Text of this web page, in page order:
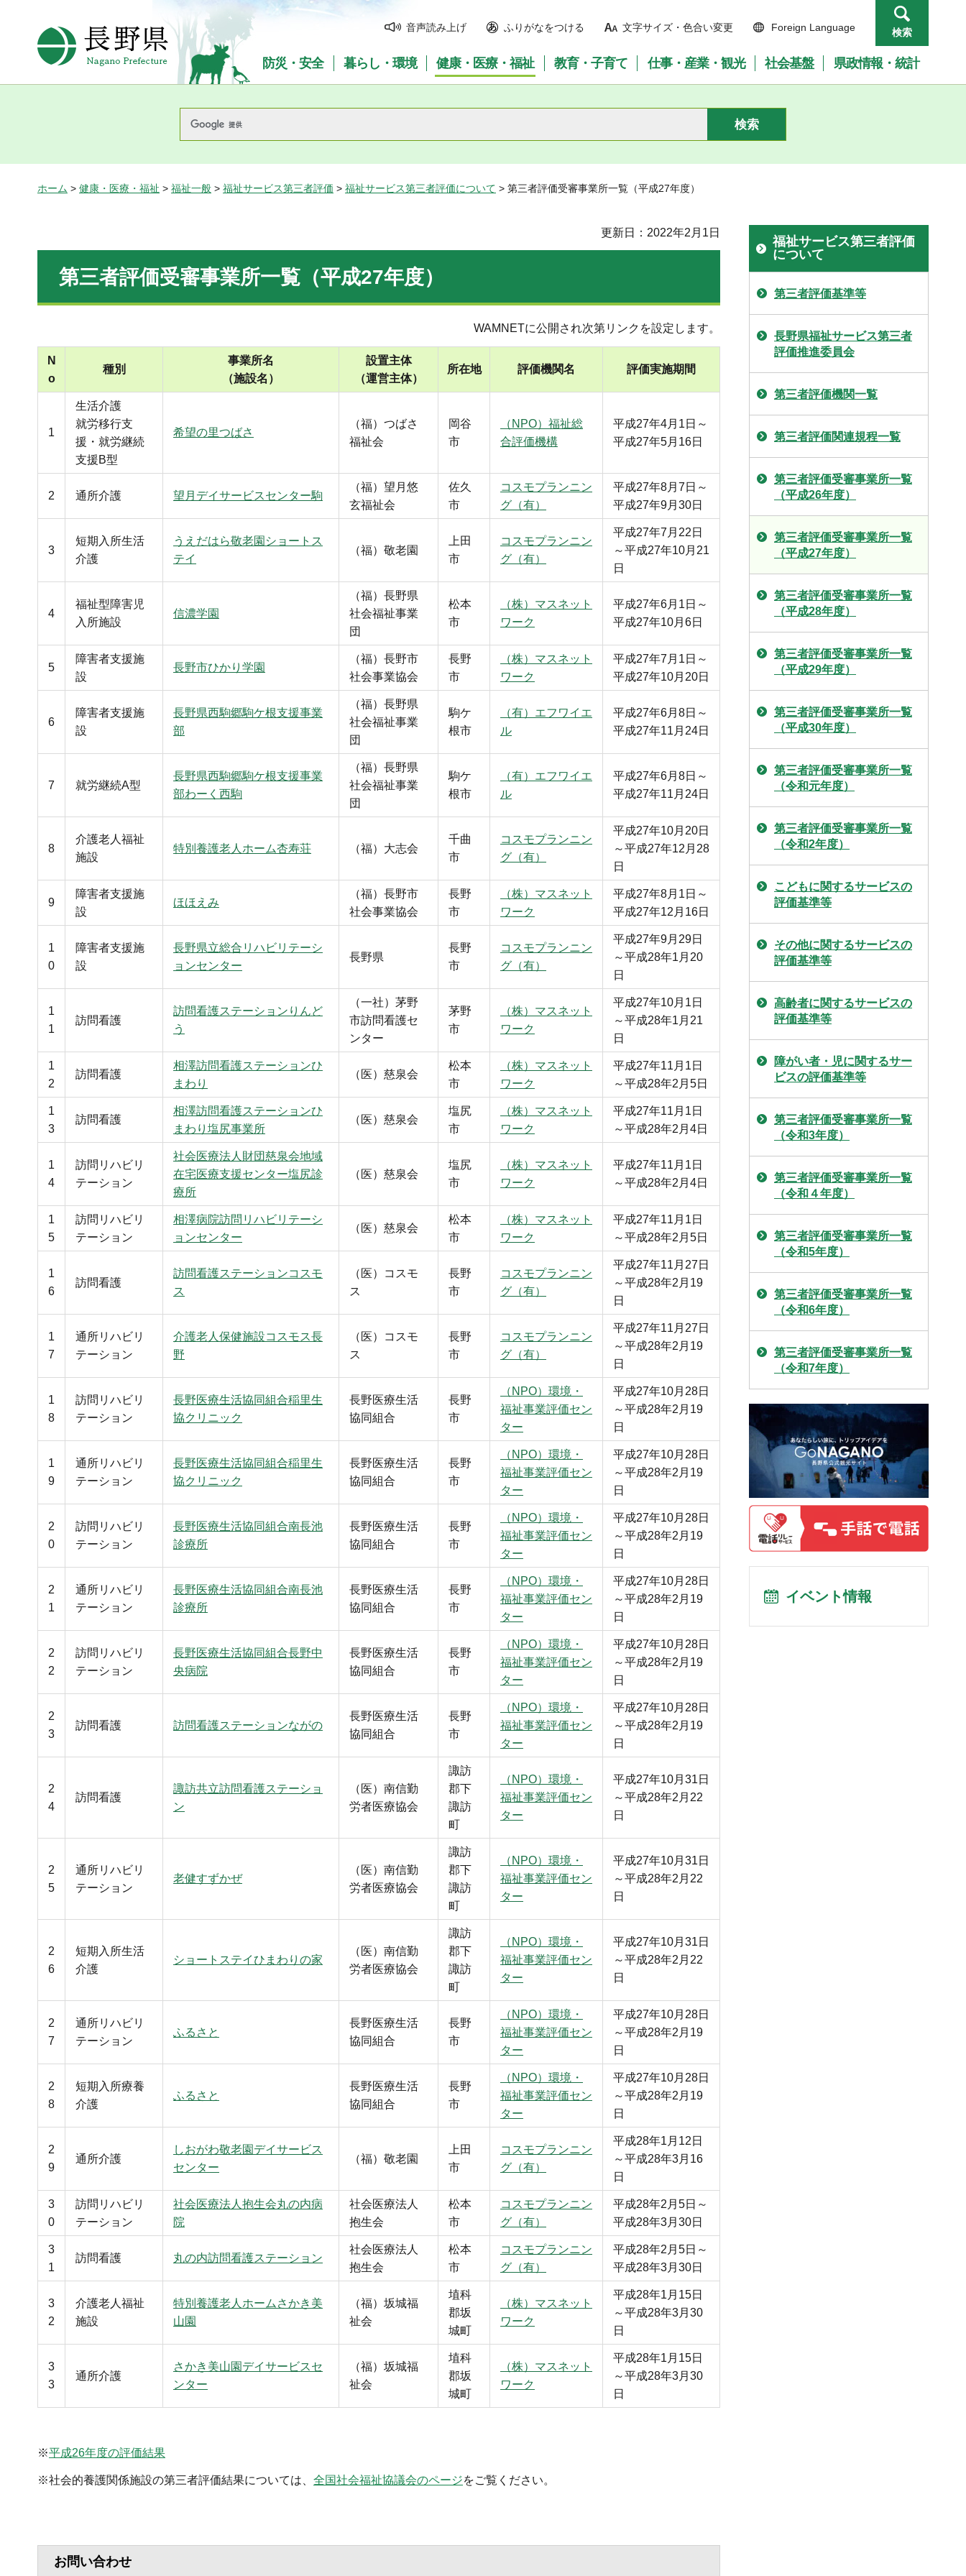
長野県Nagano Prefecture
音声読み上げ ふりがなをつける 文字サイズ・色合い変更 Foreign Language 検索
防災・安全 暮らし・環境 健康・医療・福祉 教育・子育て 仕事・産業・観光 社会基盤 県政情報・統計
ホーム > 健康・医療・福祉 > 福祉一般 > 福祉サービス第三者評価 > 福祉サービス第三者評価について > 第三者評価受審事業所一覧（平成27年度）
更新日：2022年2月1日
第三者評価受審事業所一覧（平成27年度）
WAMNETに公開され次第リンクを設定します。
N
o
種別
事業所名
（施設名）
設置主体
（運営主体）
所在地 評価機関名 評価実施期間
1
生活介護
就労移行支
援・就労継続
支援B型
希望の里つばさ
（福）つばさ
福祉会
岡谷
市
（NPO）福祉総
合評価機構
平成27年4月1日～
平成27年5月16日
2 通所介護 望月デイサービスセンター駒
（福）望月悠
玄福祉会
佐久
市
コスモプランニン
グ（有）
平成27年8月7日～
平成27年9月30日
3
短期入所生活
介護
うえだはら敬老園ショートス
テイ
（福）敬老園
上田
市
コスモプランニン
グ（有）
平成27年7月22日
～平成27年10月21
日
4
福祉型障害児
入所施設
信濃学園
（福）長野県
社会福祉事業
団
松本
市
（株）マスネット
ワーク
平成27年6月1日～
平成27年10月6日
5
障害者支援施
設
長野市ひかり学園
（福）長野市
社会事業協会
長野
市
（株）マスネット
ワーク
平成27年7月1日～
平成27年10月20日
6
障害者支援施
設
長野県西駒郷駒ケ根支援事業
部
（福）長野県
社会福祉事業
団
駒ケ
根市
（有）エフワイエ
ル
平成27年6月8日～
平成27年11月24日
7 就労継続A型
長野県西駒郷駒ケ根支援事業
部わーく西駒
（福）長野県
社会福祉事業
団
駒ケ
根市
（有）エフワイエ
ル
平成27年6月8日～
平成27年11月24日
8
介護老人福祉
施設
特別養護老人ホーム杏寿荘 （福）大志会
千曲
市
コスモプランニン
グ（有）
平成27年10月20日
～平成27年12月28
日
9
障害者支援施
設
ほほえみ
（福）長野市
社会事業協会
長野
市
（株）マスネット
ワーク
平成27年8月1日～
平成27年12月16日
1
0
障害者支援施
設
長野県立総合リハビリテーシ
ョンセンター
長野県
長野
市
コスモプランニン
グ（有）
平成27年9月29日
～平成28年1月20
日
1
1
訪問看護
訪問看護ステーションりんど
う
（一社）茅野
市訪問看護セ
ンター
茅野
市
（株）マスネット
ワーク
平成27年10月1日
～平成28年1月21
日
1
2
訪問看護
相澤訪問看護ステーションひ
まわり
（医）慈泉会
松本
市
（株）マスネット
ワーク
平成27年11月1日
～平成28年2月5日
1
3
訪問看護
相澤訪問看護ステーションひ
まわり塩尻事業所
（医）慈泉会
塩尻
市
（株）マスネット
ワーク
平成27年11月1日
～平成28年2月4日
1
4
訪問リハビリ
テーション
社会医療法人財団慈泉会地域
在宅医療支援センター塩尻診
療所
（医）慈泉会
塩尻
市
（株）マスネット
ワーク
平成27年11月1日
～平成28年2月4日
1
5
訪問リハビリ
テーション
相澤病院訪問リハビリテーシ
ョンセンター
（医）慈泉会
松本
市
（株）マスネット
ワーク
平成27年11月1日
～平成28年2月5日
1
6
訪問看護
訪問看護ステーションコスモ
ス
（医）コスモ
ス
長野
市
コスモプランニン
グ（有）
平成27年11月27日
～平成28年2月19
日
1
7
通所リハビリ
テーション
介護老人保健施設コスモス長
野
（医）コスモ
ス
長野
市
コスモプランニン
グ（有）
平成27年11月27日
～平成28年2月19
日
1
8
訪問リハビリ
テーション
長野医療生活協同組合稲里生
協クリニック
長野医療生活
協同組合
長野
市
（NPO）環境・
福祉事業評価セン
ター
平成27年10月28日
～平成28年2月19
日
1
9
通所リハビリ
テーション
長野医療生活協同組合稲里生
協クリニック
長野医療生活
協同組合
長野
市
（NPO）環境・
福祉事業評価セン
ター
平成27年10月28日
～平成28年2月19
日
2
0
訪問リハビリ
テーション
長野医療生活協同組合南長池
診療所
長野医療生活
協同組合
長野
市
（NPO）環境・
福祉事業評価セン
ター
平成27年10月28日
～平成28年2月19
日
2
1
通所リハビリ
テーション
長野医療生活協同組合南長池
診療所
長野医療生活
協同組合
長野
市
（NPO）環境・
福祉事業評価セン
ター
平成27年10月28日
～平成28年2月19
日
2
2
訪問リハビリ
テーション
長野医療生活協同組合長野中
央病院
長野医療生活
協同組合
長野
市
（NPO）環境・
福祉事業評価セン
ター
平成27年10月28日
～平成28年2月19
日
2
3
訪問看護 訪問看護ステーションながの
長野医療生活
協同組合
長野
市
（NPO）環境・
福祉事業評価セン
ター
平成27年10月28日
～平成28年2月19
日
2
4
訪問看護
諏訪共立訪問看護ステーショ
ン
（医）南信勤
労者医療協会
諏訪
郡下
諏訪
町
（NPO）環境・
福祉事業評価セン
ター
平成27年10月31日
～平成28年2月22
日
2
5
通所リハビリ
テーション
老健すずかぜ
（医）南信勤
労者医療協会
諏訪
郡下
諏訪
町
（NPO）環境・
福祉事業評価セン
ター
平成27年10月31日
～平成28年2月22
日
2
6
短期入所生活
介護
ショートステイひまわりの家
（医）南信勤
労者医療協会
諏訪
郡下
諏訪
町
（NPO）環境・
福祉事業評価セン
ター
平成27年10月31日
～平成28年2月22
日
2
7
通所リハビリ
テーション
ふるさと
長野医療生活
協同組合
長野
市
（NPO）環境・
福祉事業評価セン
ター
平成27年10月28日
～平成28年2月19
日
2
8
短期入所療養
介護
ふるさと
長野医療生活
協同組合
長野
市
（NPO）環境・
福祉事業評価セン
ター
平成27年10月28日
～平成28年2月19
日
2
9
通所介護
しおがわ敬老園デイサービス
センター
（福）敬老園
上田
市
コスモプランニン
グ（有）
平成28年1月12日
～平成28年3月16
日
3
0
訪問リハビリ
テーション
社会医療法人抱生会丸の内病
院
社会医療法人
抱生会
松本
市
コスモプランニン
グ（有）
平成28年2月5日～
平成28年3月30日
3
1
訪問看護 丸の内訪問看護ステーション
社会医療法人
抱生会
松本
市
コスモプランニン
グ（有）
平成28年2月5日～
平成28年3月30日
3
2
介護老人福祉
施設
特別養護老人ホームさかき美
山園
（福）坂城福
祉会
埴科
郡坂
城町
（株）マスネット
ワーク
平成28年1月15日
～平成28年3月30
日
3
3
通所介護
さかき美山園デイサービスセ
ンター
（福）坂城福
祉会
埴科
郡坂
城町
（株）マスネット
ワーク
平成28年1月15日
～平成28年3月30
日
※平成26年度の評価結果
※社会的養護関係施設の第三者評価結果については、 全国社会福祉協議会のページをご覧ください。
お問い合わせ
福祉サービス第三者評価
について
第三者評価基準等
長野県福祉サービス第三者
評価推進委員会
第三者評価機関一覧
第三者評価関連規程一覧
第三者評価受審事業所一覧
（平成26年度）
第三者評価受審事業所一覧
（平成27年度）
第三者評価受審事業所一覧
（平成28年度）
第三者評価受審事業所一覧
（平成29年度）
第三者評価受審事業所一覧
（平成30年度）
第三者評価受審事業所一覧
（令和元年度）
第三者評価受審事業所一覧
（令和2年度）
こどもに関するサービスの
評価基準等
その他に関するサービスの
評価基準等
高齢者に関するサービスの
評価基準等
障がい者・児に関するサー
ビスの評価基準等
第三者評価受審事業所一覧
（令和3年度）
第三者評価受審事業所一覧
（令和４年度）
第三者評価受審事業所一覧
（令和5年度）
第三者評価受審事業所一覧
（令和6年度）
第三者評価受審事業所一覧
（令和7年度）
イベント情報